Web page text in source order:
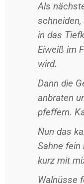
Als
in das
Eiweiß im
wird.
Dann die
anbraten
pfeffern.
Nun das
Sahne fein
kurz mit
Walnüsse